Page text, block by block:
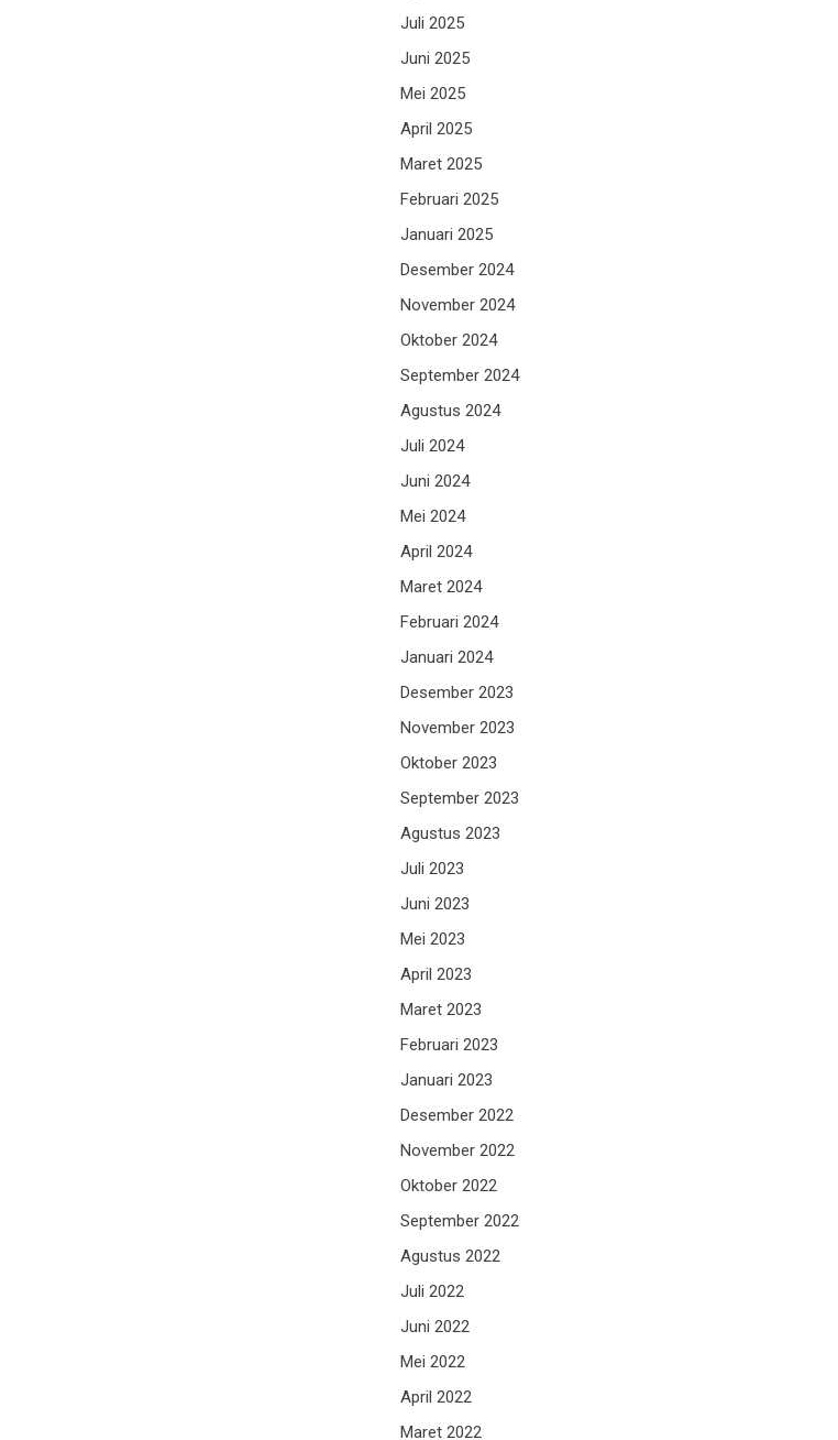
Juli 2025
Juni 2025
Mei 2025
April 2025
Maret 2025
Februari 2025
Januari 2025
Desember 2024
November 2024
Oktober 2024
September 2024
Agustus 2024
Juli 2024
Juni 2024
Mei 2024
April 2024
Maret 2024
Februari 2024
Januari 2024
Desember 2023
November 2023
Oktober 2023
September 2023
Agustus 2023
Juli 2023
Juni 2023
Mei 2023
April 2023
Maret 2023
Februari 2023
Januari 2023
Desember 2022
November 2022
Oktober 2022
September 2022
Agustus 2022
Juli 2022
Juni 2022
Mei 2022
April 2022
Maret 2022